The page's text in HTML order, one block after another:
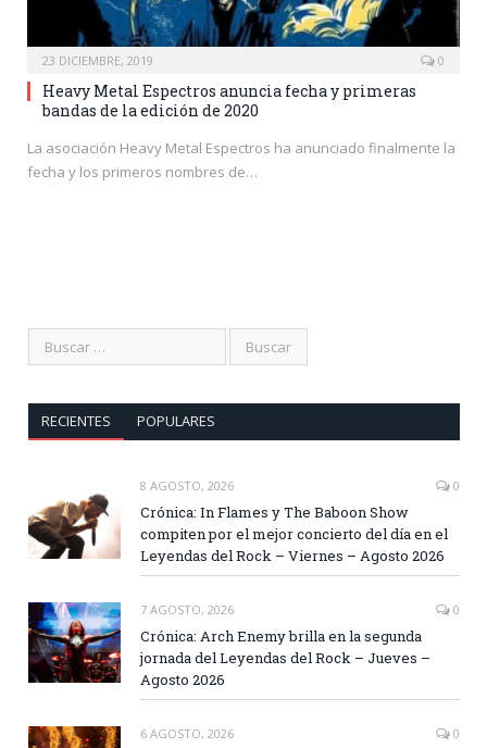
23 DICIEMBRE, 2019 0
Heavy Metal Espectros anuncia fecha y primeras
bandas de la edición de 2020
La asociación Heavy Metal Espectros ha anunciado finalmente la
fecha y los primeros nombres de…
RECIENTES POPULARES
8 AGOSTO, 2026 0
Crónica: In Flames y The Baboon Show
compiten por el mejor concierto del día en el
Leyendas del Rock – Viernes – Agosto 2026
7 AGOSTO, 2026 0
Crónica: Arch Enemy brilla en la segunda
jornada del Leyendas del Rock – Jueves –
Agosto 2026
6 AGOSTO, 2026 0